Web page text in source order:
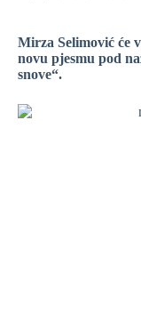
Mirza Selimović će
novu pjesmu pod
snove“.